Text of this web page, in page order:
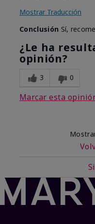
Mostrar Traducción
Conclusión Sí,
¿Le ha
opinión?
3 0
Marcar esta